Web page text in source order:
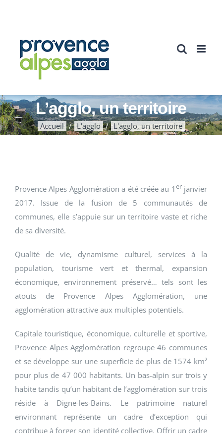
L’agglo, un territoire
Accueil L'agglo L'agglo, un territoire
Provence Alpes Agglomération a été créée au 1erjanvier
2017. Issue de la fusion de 5 communautés de
communes, elle s’appuie sur un territoire vaste et riche
de sa diversité.
Qualité de vie, dynamisme culturel, services à la
population, tourisme vert et thermal, expansion
économique, environnement préservé… tels sont les
atouts de Provence Alpes Agglomération, une
agglomération attractive aux multiples potentiels.
Capitale touristique, économique, culturelle et sportive,
Provence Alpes Agglomération regroupe 46 communes
et se développe sur une superficie de plus de 1574 km²
pour plus de 47 000 habitants. Un bas-alpin sur trois y
habite tandis qu’un habitant de l’agglomération sur trois
réside à Digne-les-Bains. Le patrimoine naturel
environnant représente un cadre d’exception qui
contribue à forger son identité collective. Offrir un cadre